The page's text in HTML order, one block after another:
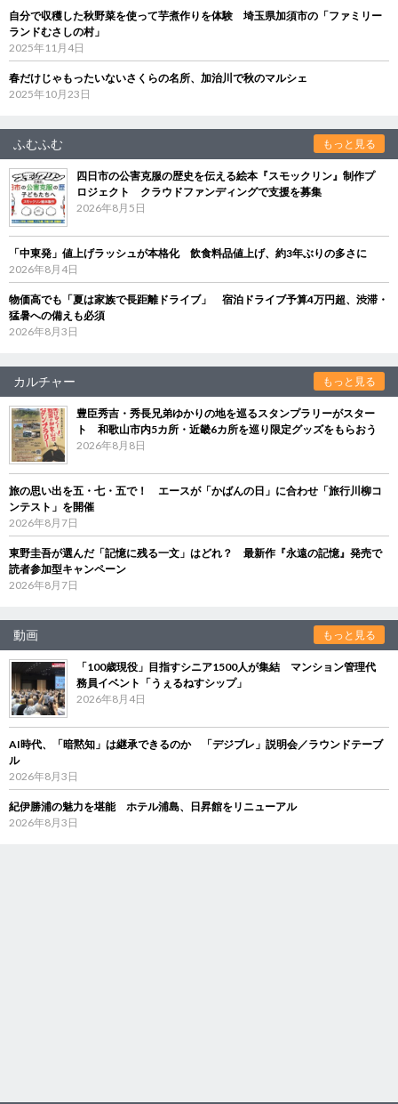
自分で収穫した秋野菜を使って芋煮作りを体験 埼玉県加須市の「ファミリー
ランドむさしの村」
2025年11月4日
春だけじゃもったいないさくらの名所、加治川で秋のマルシェ
2025年10月23日
ふむふむ もっと見る
四日市の公害克服の歴史を伝える絵本『スモックリン』制作プ
ロジェクト クラウドファンディングで支援を募集
2026年8月5日
「中東発」値上げラッシュが本格化 飲食料品値上げ、約3年ぶりの多さに
2026年8月4日
物価高でも「夏は家族で長距離ドライブ」 宿泊ドライブ予算4万円超、渋滞・
猛暑への備えも必須
2026年8月3日
カルチャー もっと見る
豊臣秀吉・秀長兄弟ゆかりの地を巡るスタンプラリーがスター
ト 和歌山市内5カ所・近畿6カ所を巡り限定グッズをもらおう
2026年8月8日
旅の思い出を五・七・五で！ エースが「かばんの日」に合わせ「旅行川柳コ
ンテスト」を開催
2026年8月7日
東野圭吾が選んだ「記憶に残る一文」はどれ？ 最新作『永遠の記憶』発売で
読者参加型キャンペーン
2026年8月7日
動画 もっと見る
「100歳現役」目指すシニア1500人が集結 マンション管理代
務員イベント「うぇるねすシップ」
2026年8月4日
AI時代、「暗黙知」は継承できるのか 「デジブレ」説明会／ラウンドテーブ
ル
2026年8月3日
紀伊勝浦の魅力を堪能 ホテル浦島、日昇館をリニューアル
2026年8月3日